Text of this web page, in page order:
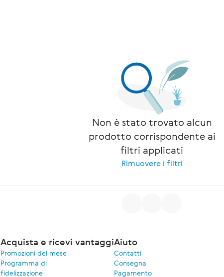
Non è stato trovato alcun
prodotto corrispondente ai
filtri applicati
Rimuovere i filtri
Acquista e ricevi vantaggi
Promozioni del mese
Programma di
fidelizzazione
Aiuto
Contatti
Consegna
Pagamento